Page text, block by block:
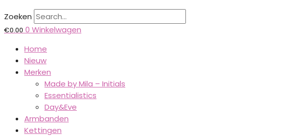
Zoeken
€0.00 0 Winkelwagen
Home
Nieuw
Merken
Made by Mila – Initials
Essentialistics
Day&Eve
Armbanden
Kettingen